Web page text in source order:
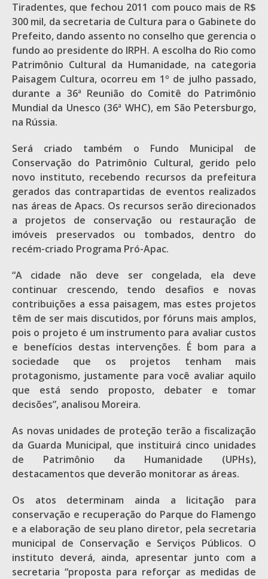
Tiradentes, que fechou 2011 com pouco mais de R$
300 mil, da secretaria de Cultura para o Gabinete do
Prefeito, dando assento no conselho que gerencia o
fundo ao presidente do IRPH. A escolha do Rio como
Patrimônio Cultural da Humanidade, na categoria
Paisagem Cultura, ocorreu em 1º de julho passado,
durante a 36ª Reunião do Comitê do Patrimônio
Mundial da Unesco (36ª WHC), em São Petersburgo,
na Rússia.
Será criado também o Fundo Municipal de
Conservação do Patrimônio Cultural, gerido pelo
novo instituto, recebendo recursos da prefeitura
gerados das contrapartidas de eventos realizados
nas áreas de Apacs. Os recursos serão direcionados
a projetos de conservação ou restauração de
imóveis preservados ou tombados, dentro do
recém-criado Programa Pró-Apac.
“A cidade não deve ser congelada, ela deve
continuar crescendo, tendo desafios e novas
contribuições a essa paisagem, mas estes projetos
têm de ser mais discutidos, por fóruns mais amplos,
pois o projeto é um instrumento para avaliar custos
e benefícios destas intervenções. É bom para a
sociedade que os projetos tenham mais
protagonismo, justamente para você avaliar aquilo
que está sendo proposto, debater e tomar
decisões”, analisou Moreira.
As novas unidades de proteção terão a fiscalização
da Guarda Municipal, que instituirá cinco unidades
de Patrimônio da Humanidade (UPHs),
destacamentos que deverão monitorar as áreas.
Os atos determinam ainda a licitação para
conservação e recuperação do Parque do Flamengo
e a elaboração de seu plano diretor, pela secretaria
municipal de Conservação e Serviços Públicos. O
instituto deverá, ainda, apresentar junto com a
secretaria “proposta para reforçar as medidas de